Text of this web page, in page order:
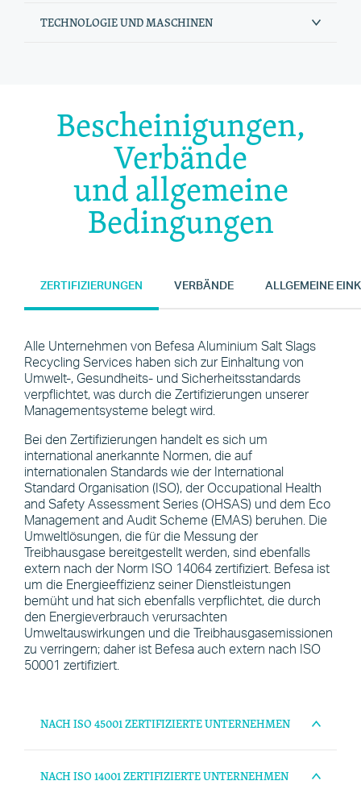
TECHNOLOGIE UND MASCHINEN
Bescheinigungen,
Verbände
und allgemeine
Bedingungen
ZERTIFIZIERUNGEN VERBÄNDE ALLGEMEINE
Alle Unternehmen von Befesa Aluminium Salt Slags
Recycling Services haben sich zur Einhaltung von
Umwelt-, Gesundheits- und Sicherheitsstandards
verpflichtet, was durch die Zertifizierungen unserer
Managementsysteme belegt wird.
Bei den Zertifizierungen handelt es sich um
international anerkannte Normen, die auf
internationalen Standards wie der International
Standard Organisation (ISO), der Occupational Health
and Safety Assessment Series (OHSAS) und dem Eco
Management and Audit Scheme (EMAS) beruhen. Die
Umweltlösungen, die für die Messung der
Treibhausgase bereitgestellt werden, sind ebenfalls
extern nach der Norm ISO 14064 zertifiziert. Befesa ist
um die Energieeffizienz seiner Dienstleistungen
bemüht und hat sich ebenfalls verpflichtet, die durch
den Energieverbrauch verursachten
Umweltauswirkungen und die Treibhausgasemissionen
zu verringern; daher ist Befesa auch extern nach ISO
50001 zertifiziert.
NACH ISO 45001 ZERTIFIZIERTE UNTERNEHMEN
NACH ISO 14001 ZERTIFIZIERTE UNTERNEHMEN